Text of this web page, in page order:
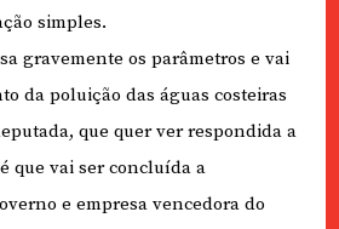
simples.
gravemente os parâmetros e vai
da poluição das águas costeiras
que quer ver respondida a
que vai ser concluída a
e empresa vencedora do